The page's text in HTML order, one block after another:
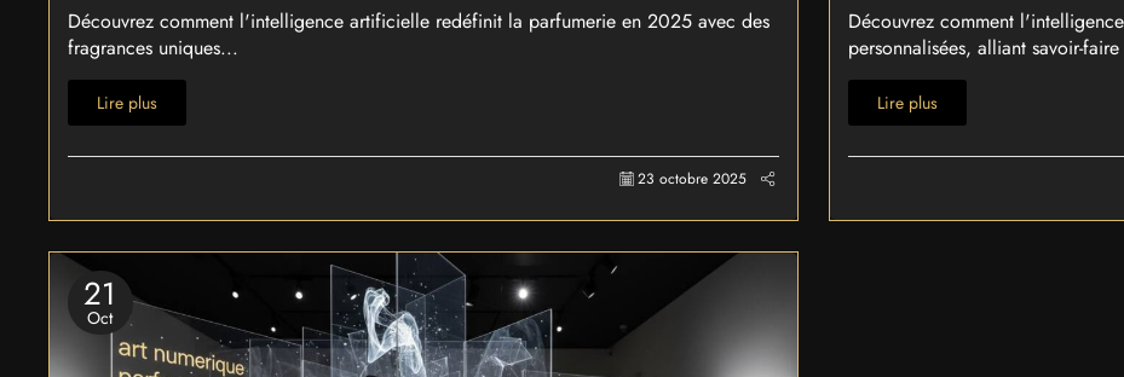
Découvrez comment l'intelligence artificielle redéfinit la parfumerie en 2025 avec des
fragrances uniques...
Lire plus
23 octobre 2025
Découvrez comment
personnalisées, alliant savoir-
Lire plus
21
Oct